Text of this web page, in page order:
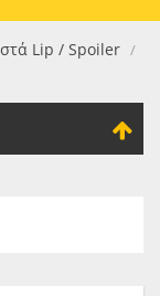
Lip / Spoiler /